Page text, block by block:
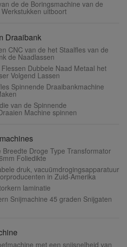
de de Boringsmachine van de
uitboort
Draaibank
CNC van de het Staalfles van de
de Naadlassen
Dubbele Naad Metaal het
Volgend Lassen
Spinnende Draaibankmachine
van de Spinnende
Machine spinnen
Droge Type Transformator
Foliedikte
druk, vacuümdrogingsapparatuur
in Zuid-Amerika
laminatie
Snijmachine 45 graden Snijgaten
met een snijsnelheid van